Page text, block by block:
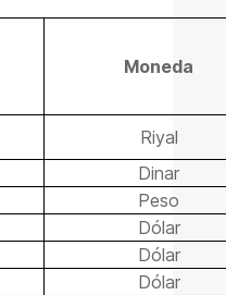
Moneda
Riyal
Dinar
Peso
Dólar
Dólar
Dólar